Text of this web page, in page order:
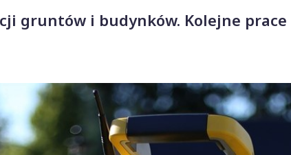
gruntów i budynków. Kolejne prace